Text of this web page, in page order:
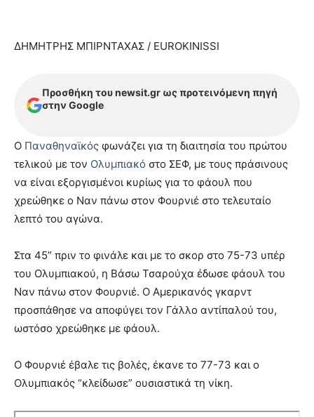
ΔΗΜΗΤΡΗΣ ΜΠΙΡΝΤΑΧΑΣ / EUROKINISSI
Προσθήκη του newsit.gr ως προτεινόμενη πηγή
στην Google
Ο Παναθηναϊκός φωνάζει για τη διαιτησία του πρώτου
τελικού με τον Ολυμπιακό στο ΣΕΦ, με τους πράσινους
να είναι εξοργισμένοι κυρίως για το φάουλ που
χρεώθηκε ο Ναν πάνω στον Φουρνιέ στο τελευταίο
λεπτό του αγώνα.
Στα 45” πριν το φινάλε και με το σκορ στο 75-73 υπέρ
του Ολυμπιακού, η Βάσω Τσαρούχα έδωσε φάουλ του
Ναν πάνω στον Φουρνιέ. Ο Αμερικανός γκαρντ
προσπάθησε να αποφύγει τον Γάλλο αντίπαλού του,
ωστόσο χρεώθηκε με φάουλ.
Ο Φουρνιέ έβαλε τις βολές, έκανε το 77-73 και ο
Ολυμπιακός “κλείδωσε” ουσιαστικά τη νίκη.